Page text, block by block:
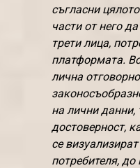
съгласни
части от него
трети лица,
платформата.
лична
на лични данни,
достоверност,
се
потребителя, до